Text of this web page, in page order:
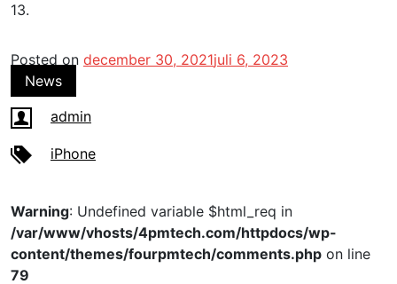
13.
Posted on december 30, 2021juli 6, 2023
News
admin
iPhone
Warning: Undefined variable $html_req in
/var/www/vhosts/4pmtech.com/httpdocs/wp-
content/themes/fourpmtech/comments.php on line
79